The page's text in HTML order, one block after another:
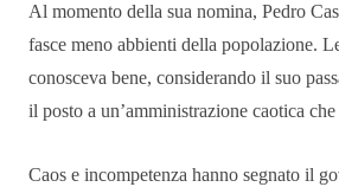
Al momento della sua nomina, Pedro
fasce meno abbienti della popolazione.
conosceva bene, considerando il suo
il posto a un’amministrazione caotica
Caos e incompetenza hanno segnato il